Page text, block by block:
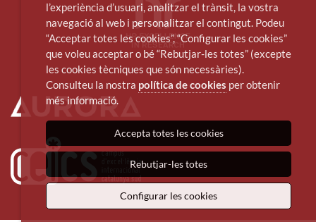
l’experiència d’usuari, analitzar el trànsit, la vostra
navegació al web i personalitzar el contingut. Podeu
“Acceptar totes les cookies”, “Configurar les cookies”
que voleu acceptar o bé “Rebutjar-les totes” (excepte
les cookies tècniques que són necessàries).
Consulteu la nostra política de cookies per obtenir
més informació.
Accepta totes les cookies
Rebutjar-les totes
Configurar les cookies